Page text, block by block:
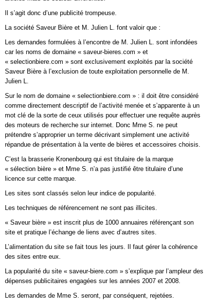
Il s’agit donc d’une publicité trompeuse.
La société Saveur Bière et M. Julien L. font valoir que :
Les demandes formulées à l’encontre de M. Julien L. sont infondées
car les noms de domaine « saveur-bieres.com » et
« selectionbiere.com » sont exclusivement exploités par la société
Saveur Bière à l’exclusion de toute exploitation personnelle de M.
Julien L.
Sur le nom de domaine « selectionbiere.com » : il doit être considéré
comme directement descriptif de l’activité menée et s’apparente à un
mot clé de la sorte de ceux utilisés pour effectuer une requête auprès
des moteurs de recherche sur internet. Donc Mme S. ne peut
prétendre s’approprier un terme décrivant simplement une activité
répandue de présentation à la vente de bières et accessoires choisis.
C’est la brasserie Kronenbourg qui est titulaire de la marque
« sélection bière » et Mme S. n’a pas justifié être titulaire d’une
licence sur cette marque.
Les sites sont classés selon leur indice de popularité.
Les techniques de référencement ne sont pas illicites.
« Saveur bière » est inscrit plus de 1000 annuaires référençant son
site et pratique l’échange de liens avec d’autres sites.
L’alimentation du site se fait tous les jours. Il faut gérer la cohérence
des sites entre eux.
La popularité du site « saveur-biere.com » s’explique par l’ampleur des
dépenses publicitaires engagées sur les années 2007 et 2008.
Les demandes de Mme S. seront, par conséquent, rejetées.